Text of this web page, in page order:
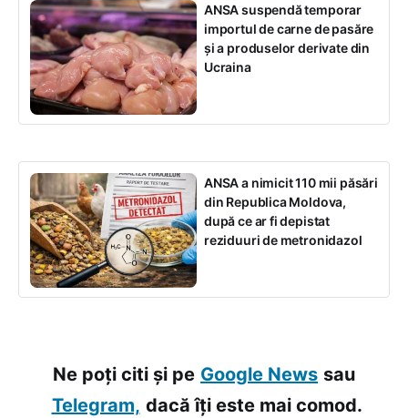
ANSA suspendă temporar
importul de carne de pasăre
și a produselor derivate din
Ucraina
ANSA a nimicit 110 mii păsări
din Republica Moldova,
după ce ar fi depistat
reziduuri de metronidazol
Ne poți citi și pe Google News sau
Telegram, dacă îți este mai comod.